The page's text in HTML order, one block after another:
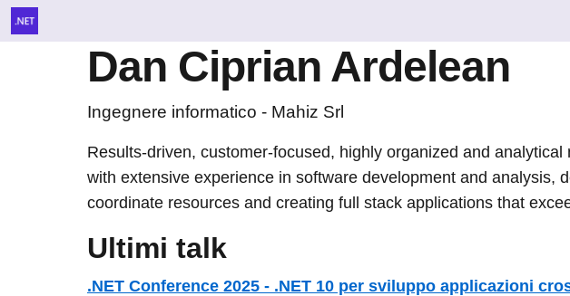
Dan Ciprian Ardelean
Ingegnere informatico - Mahiz Srl
Results-driven, customer-focused, highly organized and
with extensive experience in software development and analysis,
coordinate resources and creating full stack applications that
Ultimi talk
.NET Conference 2025 - .NET 10 per sviluppo applicazioni